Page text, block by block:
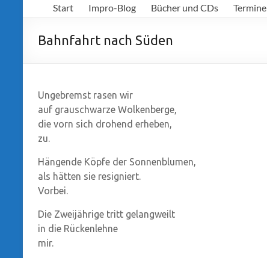
Richter
Start Impro-Blog Bücher und CDs Termine
Bahnfahrt nach Süden
Ungebremst rasen wir
auf grauschwarze Wolkenberge,
die vorn sich drohend erheben,
zu.
Hängende Köpfe der Sonnenblumen,
als hätten sie resigniert.
Vorbei.
Die Zweijährige tritt gelangweilt
in die Rückenlehne
mir.